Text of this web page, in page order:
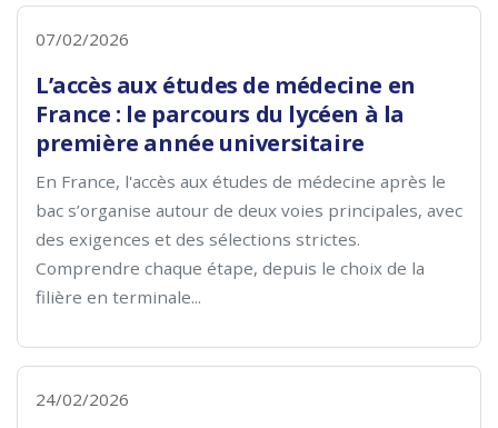
07/02/2026
L’accès aux études de médecine en
France : le parcours du lycéen à la
première année universitaire
En France, l'accès aux études de médecine après le
bac s’organise autour de deux voies principales, avec
des exigences et des sélections strictes.
Comprendre chaque étape, depuis le choix de la
filière en terminale...
24/02/2026